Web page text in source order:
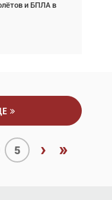
и БПЛА в
к
5 › »